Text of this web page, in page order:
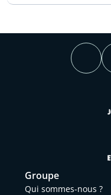
Groupe
Qui sommes-nous ?